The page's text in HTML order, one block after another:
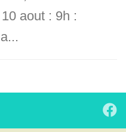
aout : 9h :